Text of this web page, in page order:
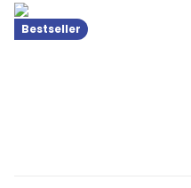
Bestseller